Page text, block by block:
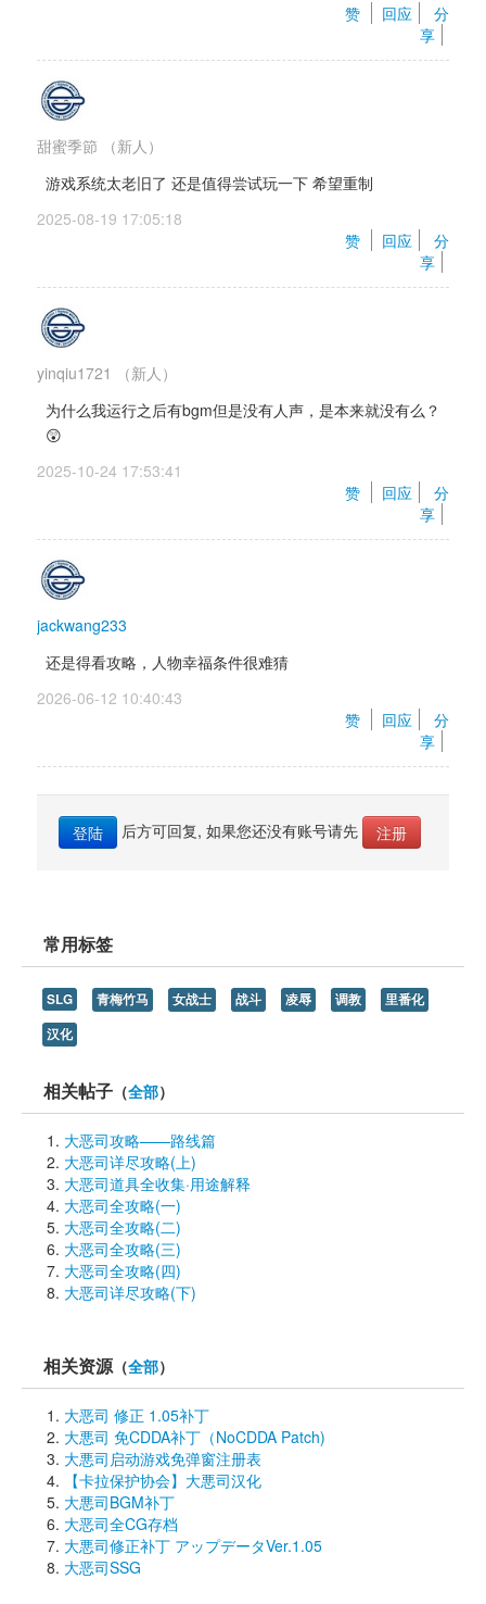
赞
回应
分
享
甜蜜季節
（新人）
游戏系统太老旧了 还是值得尝试玩一下 希望重制
2025-08-19 17:05:18
赞
回应
分
享
yinqiu1721
（新人）
为什么我运行之后有bgm但是没有人声，是本来就没有么？
😲
2025-10-24 17:53:41
赞
回应
分
享
jackwang233
还是得看攻略，人物幸福条件很难猜
2026-06-12 10:40:43
赞
回应
分
享
登陆 后方可回复, 如果您还没有账号请先 注册
常用标签
SLG 青梅竹马 女战士 战斗 凌辱 调教
里番化
汉化
相关帖子 （全部）
大恶司攻略——路线篇
大恶司详尽攻略(上)
大恶司道具全收集·用途解释
大恶司全攻略(一)
大恶司全攻略(二)
大恶司全攻略(三)
大恶司全攻略(四)
大恶司详尽攻略(下)
相关资源 （全部）
大恶司 修正 1.05补丁
大悪司 免CDDA补丁（NoCDDA Patch)
大悪司启动游戏免弹窗注册表
【卡拉保护协会】大悪司汉化
大悪司BGM补丁
大恶司全CG存档
大悪司修正补丁 アップデータVer.1.05
大恶司SSG